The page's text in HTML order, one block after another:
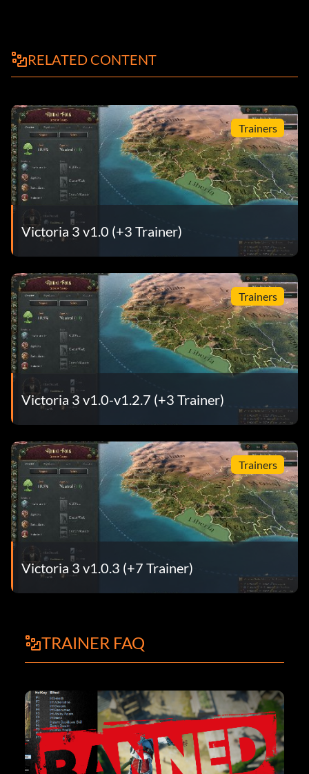
RELATED CONTENT
Trainers
Victoria 3 v1.0 (+3 Trainer)
Trainers
Victoria 3 v1.0-v1.2.7 (+3 Trainer)
Trainers
Victoria 3 v1.0.3 (+7 Trainer)
TRAINER FAQ